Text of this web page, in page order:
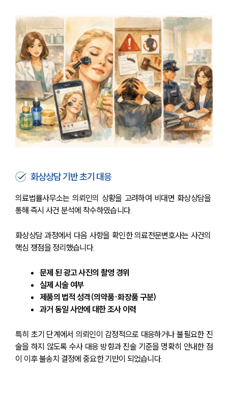
화상상담 기반 초기 대응
의료법률사무소는 의뢰인의 상황을 고려하여 비대면 화상상담을
통해 즉시 사건 분석에 착수하였습니다.
화상상담 과정에서 다음 사항을 확인한 의료전문변호사는 사건의
핵심 쟁점을 정리했습니다.
문제 된 광고 사진의 촬영 경위
실제 시술 여부
제품의 법적 성격(의약품·화장품 구분)
과거 동일 사안에 대한 조사 이력
특히 초기 단계에서 의뢰인이 감정적으로 대응하거나 불필요한 진
술을 하지 않도록 수사 대응 방향과 진술 기준을 명확히 안내한 점
이 이후 불송치 결정에 중요한 기반이 되었습니다.